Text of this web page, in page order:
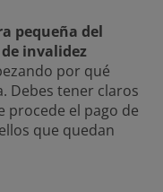
pequeña del
invalidez
por qué
Debes tener claros
procede el pago de
que quedan